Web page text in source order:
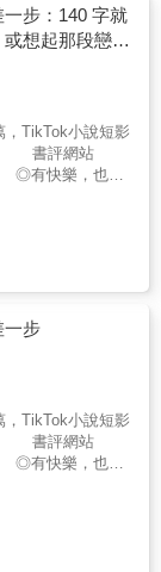
/ KADOKAWA
白帽子（華文小
創作大賞奇幻組
主）「介於成
說天王將往日
感，這是一部
喬齊安（文藝評
，卻成為難以言
的主角們，在
』的溫柔與傷
認又無法遺忘
文小說家，台灣
事，少之又少，
懈！【夏川老師
二十年。而這部
細緻描繪出一
」。雖然是以
發生, 也沒有那些
更沒有醫生一邊
臟按摩的戲
，那些比奇蹟、
如今，我們正
打開一條出路。
們，還有那些支
不會選擇那樣的
放棄「希望」。
人！這就是史
學醫院的雄町
外甥，決定搬
科醫師。他時常
中探訪病患。同
等京都名菓，
輕後輩南茉莉前
非「治癒」，
【日本出版社推
一步：140 字就
想起那段戀
TikTok小說短影
。 書評網站
◎有快樂，也有
◎這些故事是
你一定會在本
） 作者神田澪
X一則貼文最多
示還剩幾個
讓人無限感
樂搭配極短篇
過2,500萬。 神
閱讀的人，寫出
的苦澀酸甜、
……， 140字，
，有的讓你盈
張文件照
我慫恿他拍些
一步
TikTok小說短影
。 書評網站
◎有快樂，也有
◎這些故事是
你一定會在本
） 作者神田澪